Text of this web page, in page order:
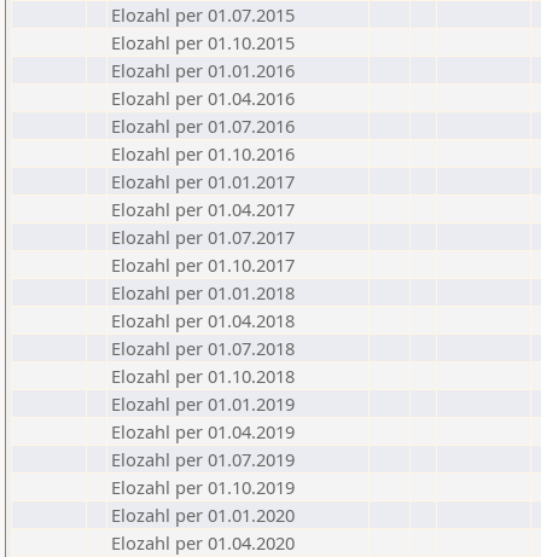
Elozahl per 01.07.2015
Elozahl per 01.10.2015
Elozahl per 01.01.2016
Elozahl per 01.04.2016
Elozahl per 01.07.2016
Elozahl per 01.10.2016
Elozahl per 01.01.2017
Elozahl per 01.04.2017
Elozahl per 01.07.2017
Elozahl per 01.10.2017
Elozahl per 01.01.2018
Elozahl per 01.04.2018
Elozahl per 01.07.2018
Elozahl per 01.10.2018
Elozahl per 01.01.2019
Elozahl per 01.04.2019
Elozahl per 01.07.2019
Elozahl per 01.10.2019
Elozahl per 01.01.2020
Elozahl per 01.04.2020